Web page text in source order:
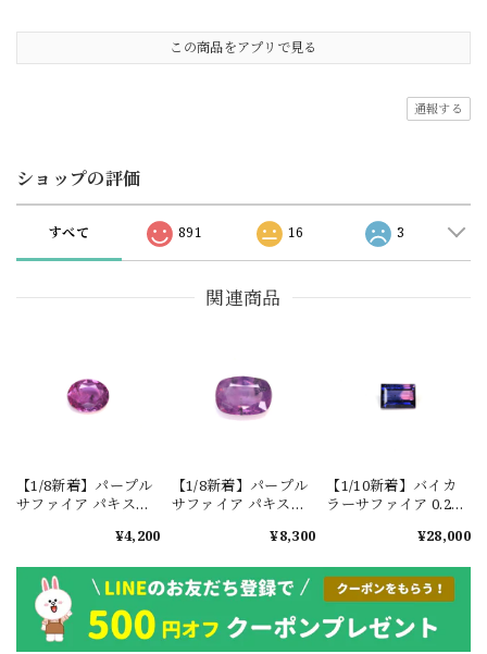
この商品をアプリで見る
通報する
ショップの評価
すべて 891 16 3
関連商品
【1/8新着】パープル
サファイア パキスタ
産 0.4ct #ML820¥4,200
【1/8新着】パープル
サファイア パキスタ
産 0.85ct #ML827¥8,300
【1/10新着】バイカ
ラーサファイア 0.29ct
¥28,000